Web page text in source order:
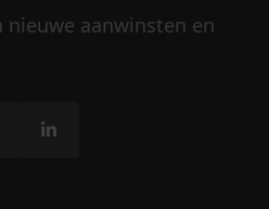
aanwinsten en